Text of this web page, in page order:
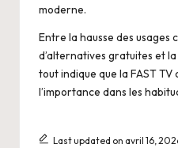
moderne.
Entre la hausse des usages
d’alternatives gratuites et
tout indique que la FAST
l’importance dans les
Last updated on avril 16,